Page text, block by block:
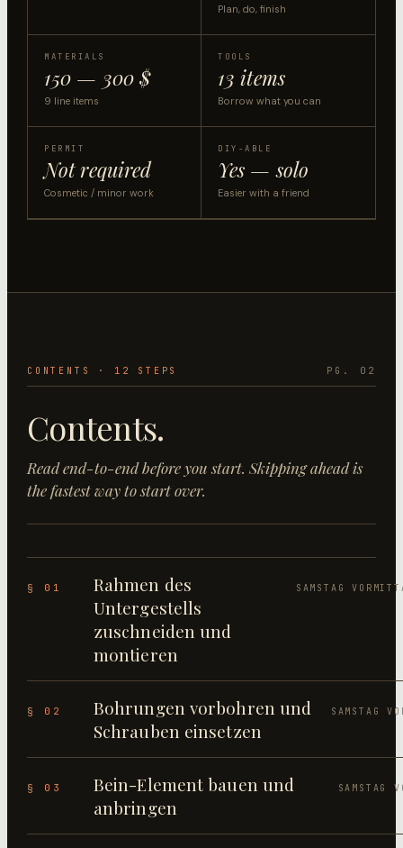
Plan, do, finish
MATERIALS
150 — 300 $
9 line items
TOOLS
13 items
Borrow what you can
PERMIT
Not required
Cosmetic / minor work
DIY-ABLE
Yes — solo
Easier with a friend
CONTENTS · 12 STEP S PG. 02
Contents.
Read end-to-end before you start. Skipping ahead is
the fastest way to start over.
§ 01
Rahmen des
Untergestells
zuschneiden und
montieren
SAMSTAG
§ 02
Bohrungen vorbohren und
Schrauben einsetzen
SAMSTAG
§ 03
Bein-Element bauen und
anbringen
SAMSTAG